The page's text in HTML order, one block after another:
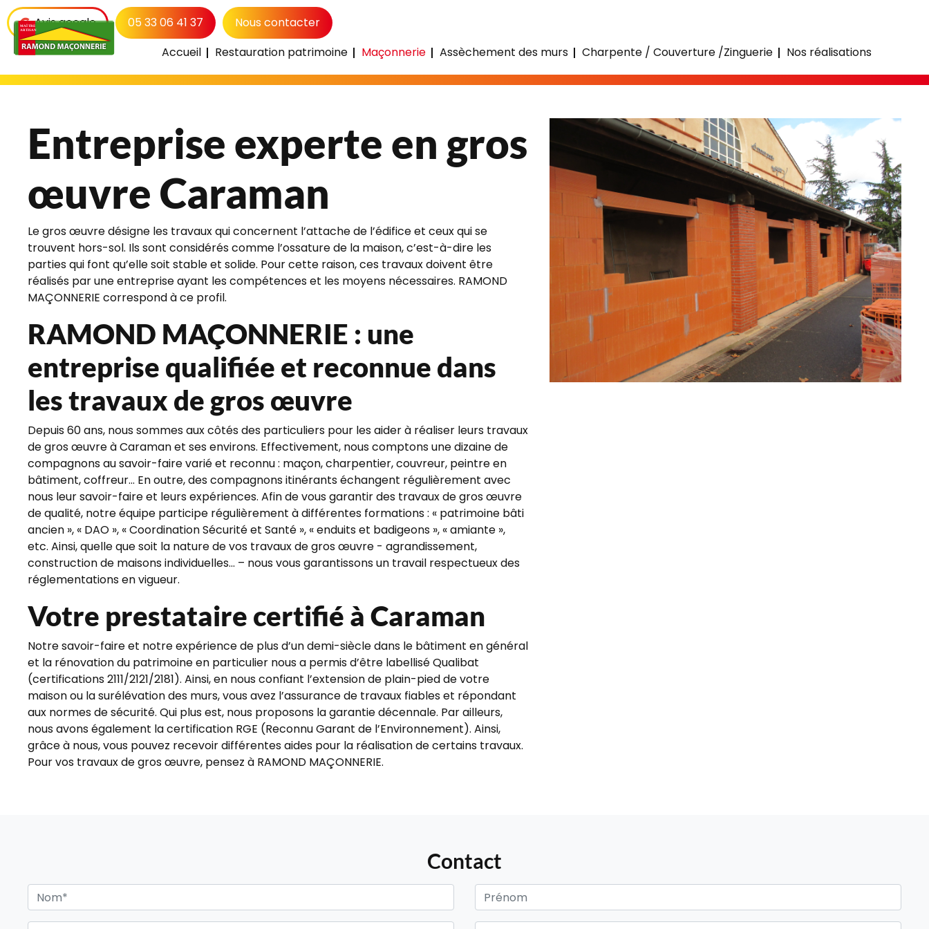
Accueil Restauration patrimoine Maçonnerie Assèchement des murs Charpente / Couverture /Zinguerie Nos réalisations
Avis google 05 33 06 41 37 Nous contacter
Entreprise experte en gros
œuvre Caraman
Le gros œuvre désigne les travaux qui concernent l’attache de l’édifice et ceux qui se
trouvent hors-sol. Ils sont considérés comme l’ossature de la maison, c’est-à-dire les
parties qui font qu’elle soit stable et solide. Pour cette raison, ces travaux doivent être
réalisés par une entreprise ayant les compétences et les moyens nécessaires. RAMOND
MAÇONNERIE correspond à ce profil.
RAMOND MAÇONNERIE : une
entreprise qualifiée et reconnue dans
les travaux de gros œuvre
Depuis 60 ans, nous sommes aux côtés des particuliers pour les aider à réaliser leurs travaux
de gros œuvre à Caraman et ses environs. Effectivement, nous comptons une dizaine de
compagnons au savoir-faire varié et reconnu : maçon, charpentier, couvreur, peintre en
bâtiment, coffreur... En outre, des compagnons itinérants échangent régulièrement avec
nous leur savoir-faire et leurs expériences. Afin de vous garantir des travaux de gros œuvre
de qualité, notre équipe participe régulièrement à différentes formations : « patrimoine bâti
ancien », « DAO », « Coordination Sécurité et Santé », « enduits et badigeons », « amiante »,
etc. Ainsi, quelle que soit la nature de vos travaux de gros œuvre - agrandissement,
construction de maisons individuelles... – nous vous garantissons un travail respectueux des
réglementations en vigueur.
Votre prestataire certifié à Caraman
Notre savoir-faire et notre expérience de plus d’un demi-siècle dans le bâtiment en général
et la rénovation du patrimoine en particulier nous a permis d’être labellisé Qualibat
(certifications 2111/2121/2181). Ainsi, en nous confiant l’extension de plain-pied de votre
maison ou la surélévation des murs, vous avez l’assurance de travaux fiables et répondant
aux normes de sécurité. Qui plus est, nous proposons la garantie décennale. Par ailleurs,
nous avons également la certification RGE (Reconnu Garant de l’Environnement). Ainsi,
grâce à nous, vous pouvez recevoir différentes aides pour la réalisation de certains travaux.
Pour vos travaux de gros œuvre, pensez à RAMOND MAÇONNERIE.
Contact